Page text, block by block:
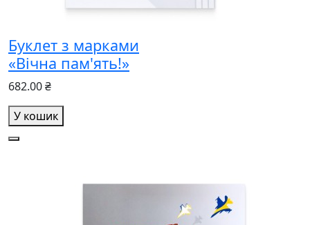
Буклет з марками
«Вічна пам'ять!»
682.00 ₴
У кошик